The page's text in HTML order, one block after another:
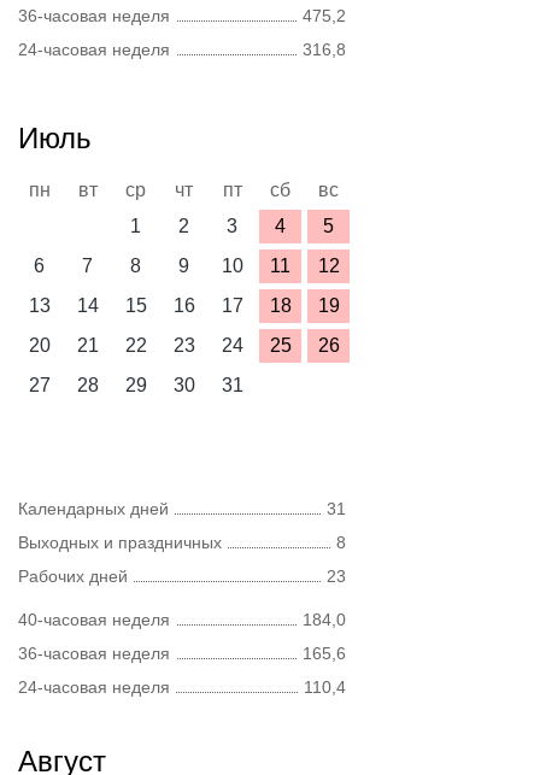
36-часовая неделя
475,2
24-часовая неделя
316,8
Июль
пн вт ср чт пт сб
вс
1
2 3 4
5
6
7 8 9 10 11
12
13
14 15 16 17 18
19
20
21 22 23 24 25
26
27
28 29 30 31
Календарных дней
31
Выходных и праздничных
8
Рабочих дней
23
40-часовая неделя
184,0
36-часовая неделя
165,6
24-часовая неделя
110,4
Август